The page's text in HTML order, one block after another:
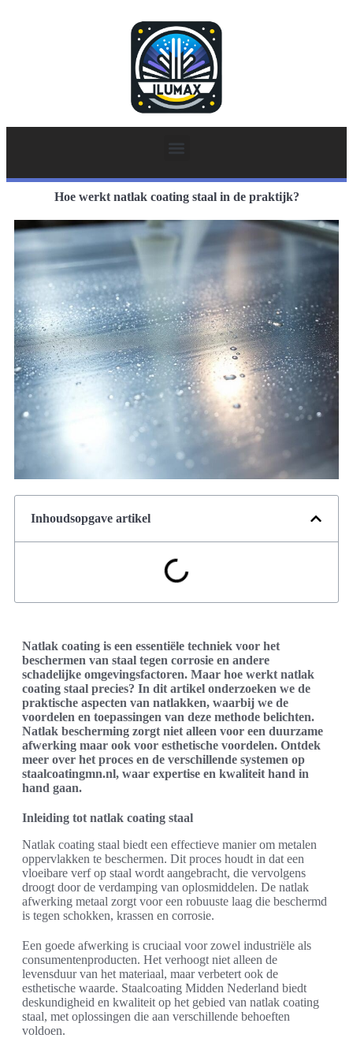
Hoe werkt natlak coating staal in de praktijk?
Inhoudsopgave artikel
Natlak coating is een essentiële techniek voor het
beschermen van staal tegen corrosie en andere
schadelijke omgevingsfactoren. Maar hoe werkt natlak
coating staal precies? In dit artikel onderzoeken we de
praktische aspecten van natlakken, waarbij we de
voordelen en toepassingen van deze methode belichten.
Natlak bescherming zorgt niet alleen voor een duurzame
afwerking maar ook voor esthetische voordelen. Ontdek
meer over het proces en de verschillende systemen op
staalcoatingmn.nl, waar expertise en kwaliteit hand in
hand gaan.
Inleiding tot natlak coating staal
Natlak coating staal biedt een effectieve manier om metalen
oppervlakken te beschermen. Dit proces houdt in dat een
vloeibare verf op staal wordt aangebracht, die vervolgens
droogt door de verdamping van oplosmiddelen. De natlak
afwerking metaal zorgt voor een robuuste laag die beschermd
is tegen schokken, krassen en corrosie.
Een goede afwerking is cruciaal voor zowel industriële als
consumentenproducten. Het verhoogt niet alleen de
levensduur van het materiaal, maar verbetert ook de
esthetische waarde. Staalcoating Midden Nederland biedt
deskundigheid en kwaliteit op het gebied van natlak coating
staal, met oplossingen die aan verschillende behoeften
voldoen.